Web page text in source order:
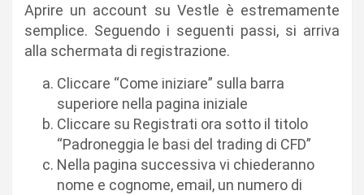
Aprire un account su Vestle è estremamente
semplice. Seguendo i seguenti passi, si arriva
alla schermata di registrazione.
Cliccare “Come iniziare” sulla barra
superiore nella pagina iniziale
Cliccare su Registrati ora sotto il titolo
“Padroneggia le basi del trading di CFD”
Nella pagina successiva vi chiederanno
nome e cognome, email, un numero di